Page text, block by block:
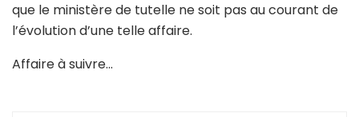
que le ministère de tutelle ne soit pas au courant de
l’évolution d’une telle affaire.
Affaire à suivre…